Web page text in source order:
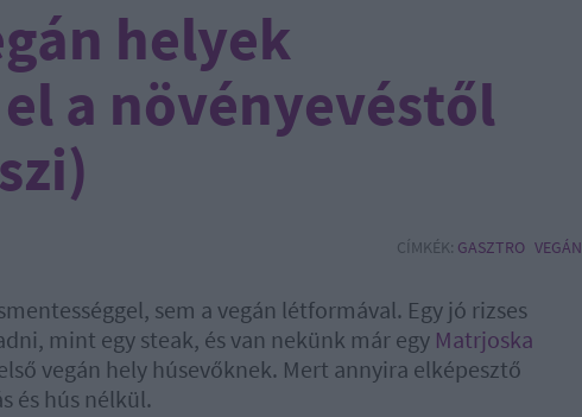
helyek
a növényevéstől
CÍMKÉK: GASZTRO VEGÁN
sem a vegán létformával. Egy jó rizses
mint egy steak, és van nekünk már egy Matrjoska
vegán hely húsevőknek. Mert annyira elképesztő
és hús nélkül.